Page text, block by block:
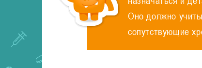
Оно должно
сопутствующие